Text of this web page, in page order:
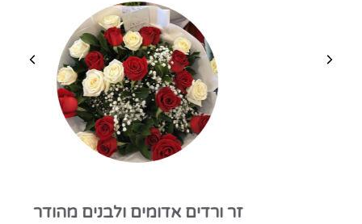
זר ורדים אדומים ולבנים מהודר